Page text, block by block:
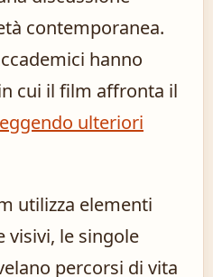
contemporanea.
hanno
cui il film affronta il
ulteriori
utilizza elementi
le singole
percorsi di vita